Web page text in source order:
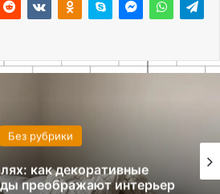
Без рубрики
как декоративные
преображают интерьер